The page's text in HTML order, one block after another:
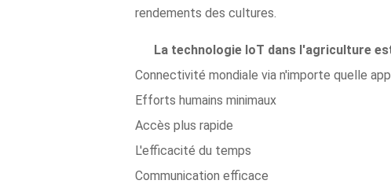
rendements des cultures.
La technologie IoT dans l'agriculture
Connectivité mondiale via n'importe quelle
Efforts humains minimaux
Accès plus rapide
L'efficacité du temps
Communication efficace